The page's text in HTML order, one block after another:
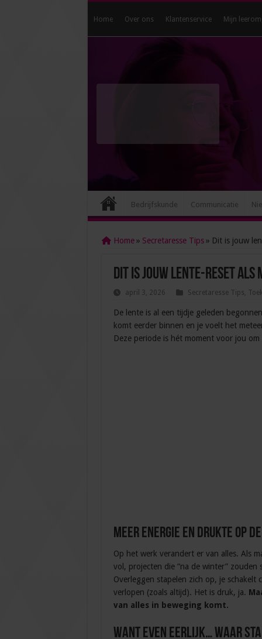
Home Over ons Klantenservice Mijn
Bedrijfskunde Communicatie
Home » Secretaresse Tips » Dit is jouw
Dit is jouw lente-reset als
april 3, 2026 Secretaresse Tips,
De lente is al een tijdje geleden
komt eerder binnen en je voelt het
Deze periode is hét moment voor jou om
Meer energie en drukte op
Op het werk verandert er van alles. Als
vol, projecten die “na de winter”
Overleggen stapelen zich op, je
verlopen (zoals altijd). Het is druk, ja.
van alles in beweging komt.
Want even eerlijk… Waar